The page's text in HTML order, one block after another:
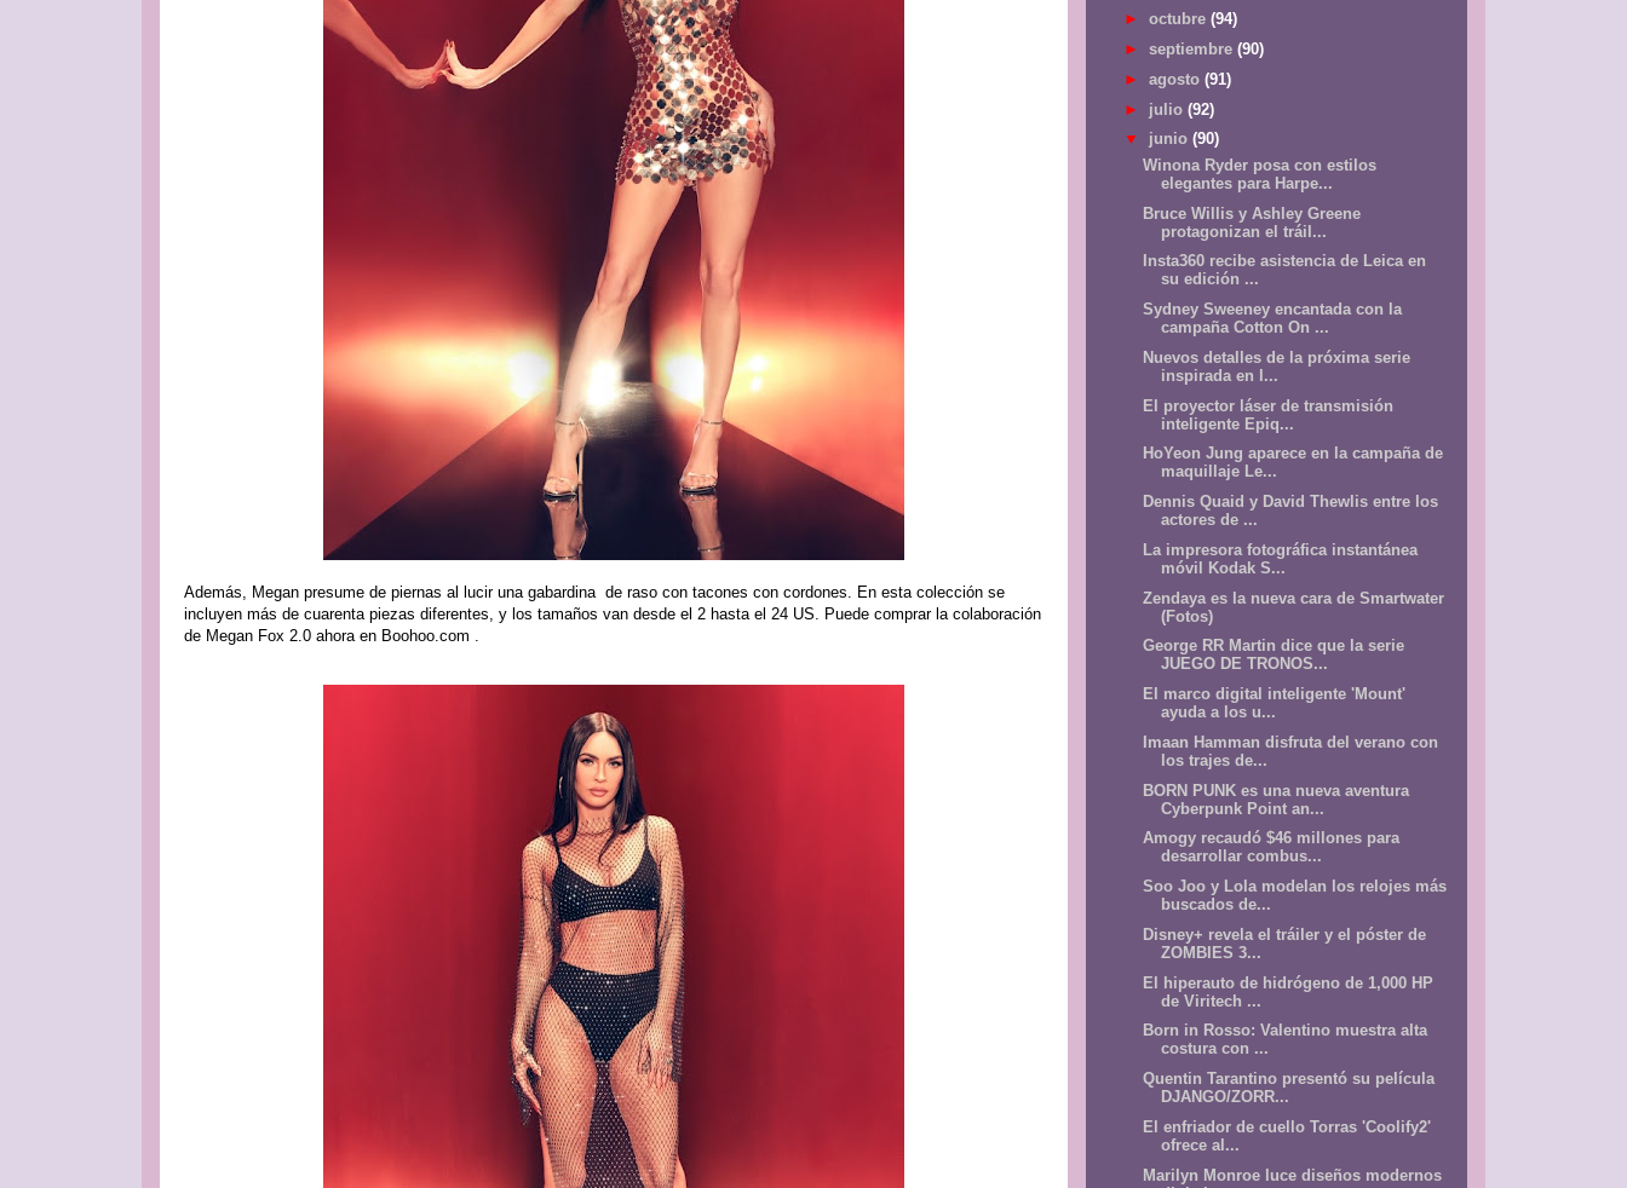
Además, Megan presume de piernas al lucir una gabardina de raso con tacones con cordones. En esta colección se
incluyen más de cuarenta piezas diferentes, y los tamaños van desde el 2 hasta el 24 US. Puede comprar la colaboración
de Megan Fox 2.0 ahora en Boohoo.com .
► octubre (94)
► septiembre (90)
► agosto (91)
► julio (92)
▼ junio (90)
Winona Ryder posa con estilos
elegantes para Harpe...
Bruce Willis y Ashley Greene
protagonizan el tráil...
Insta360 recibe asistencia de Leica en
su edición ...
Sydney Sweeney encantada con la
campaña Cotton On ...
Nuevos detalles de la próxima serie
inspirada en l...
El proyector láser de transmisión
inteligente Epiq...
HoYeon Jung aparece en la campaña de
maquillaje Le...
Dennis Quaid y David Thewlis entre los
actores de ...
La impresora fotográfica instantánea
móvil Kodak S...
Zendaya es la nueva cara de Smartwater
(Fotos)
George RR Martin dice que la serie
JUEGO DE TRONOS...
El marco digital inteligente 'Mount'
ayuda a los u...
Imaan Hamman disfruta del verano con
los trajes de...
BORN PUNK es una nueva aventura
Cyberpunk Point an...
Amogy recaudó $46 millones para
desarrollar combus...
Soo Joo y Lola modelan los relojes más
buscados de...
Disney+ revela el tráiler y el póster de
ZOMBIES 3...
El hiperauto de hidrógeno de 1,000 HP
de Viritech ...
Born in Rosso: Valentino muestra alta
costura con ...
Quentin Tarantino presentó su película
DJANGO/ZORR...
El enfriador de cuello Torras 'Coolify2'
ofrece al...
Marilyn Monroe luce diseños modernos